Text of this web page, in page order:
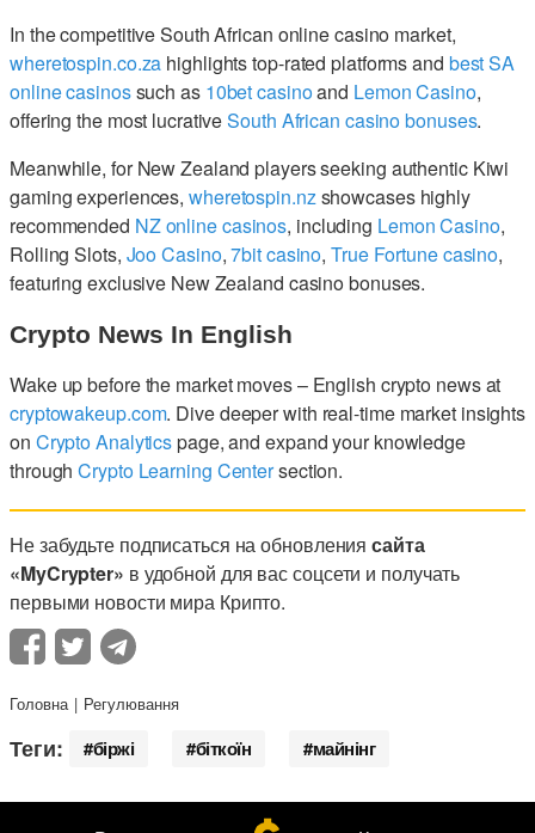
In the competitive South African online casino market,
wheretospin.co.za highlights top-rated platforms and best SA
online casinossuch as 10bet casinoand Lemon Casino,
offering the most lucrativeSouth African casino bonuses.
Meanwhile, for New Zealand players seeking authentic Kiwi
gaming experiences, wheretospin.nzshowcases highly
recommended NZ online casinos, including Lemon Casino,
Rolling Slots, Joo Casino,7bit casino,True Fortune casino,
featuring exclusive New Zealand casino bonuses.
Crypto News In English
Wake up before the market moves – English crypto news at
cryptowakeup.com. Dive deeper with real-time market insights
on Crypto Analyticspage, and expand your knowledge
throughCrypto Learning Centersection.
Не забудьте подписаться на обновлениясайта
«MyCrypter» в удобной для вас соцсети и получать
первыми новости мира Крипто.
Головна Регулювання
Теги: біржі біткоїн майнінг